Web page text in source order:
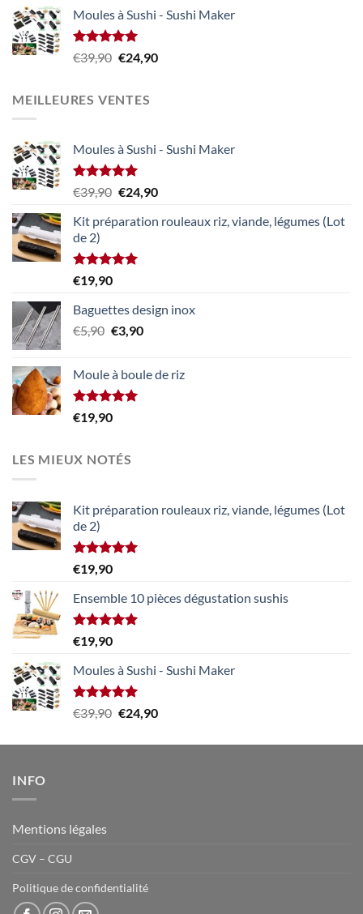
était :
€5,90.
est :
Moules à Sushi - Sushi Maker
Note5.00
sur 5
€39,90 Le
était :
€24,90Le
MEILLEURES VENTES
Moules à Sushi - Sushi Maker
Note5.00
sur 5
€39,90 Le
initial
€39,90.
€24,90Le
actuel
Kit préparation rouleaux riz, viande, légumes (Lot
de 2)
Note5.00
sur 5
€19,90
Baguettes design inox
€5,90 Le
était :
€5,90.
€3,90Le
est :
Moule à boule de riz
Note5.00
sur 5
€19,90
LES MIEUX NOTÉS
Kit préparation rouleaux riz, viande, légumes (Lot
de 2)
Note5.00
sur 5
€19,90
Ensemble 10 pièces dégustation sushis
Note5.00
sur 5
€19,90
Moules à Sushi - Sushi Maker
Note5.00
sur 5
€39,90 Le
initial
€24,90Le
actuel
INFO
Mentions légales
CGV – CGU
Politique de confidentialité